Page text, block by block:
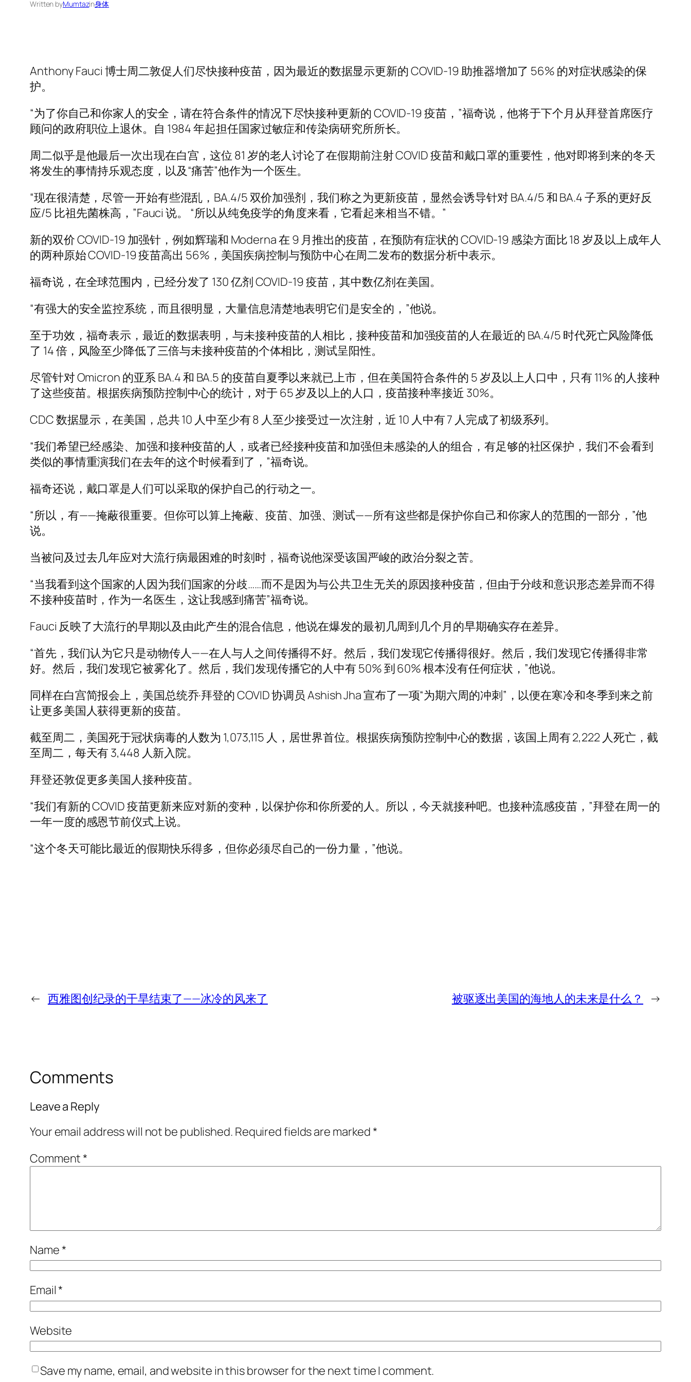
Written byMumtazin身体
Anthony Fauci 博士周二敦促人们尽快接种疫苗，因为最近的数据显示更新的 COVID-19 助推器增加了 56% 的对症状感染的保
护。
“为了你自己和你家人的安全，请在符合条件的情况下尽快接种更新的 COVID-19 疫苗，”福奇说，他将于下个月从拜登首席医疗
顾问的政府职位上退休。自 1984 年起担任国家过敏症和传染病研究所所长。
周二似乎是他最后一次出现在白宫，这位 81 岁的老人讨论了在假期前注射 COVID 疫苗和戴口罩的重要性，他对即将到来的冬天
将发生的事情持乐观态度，以及“痛苦”他作为一个医生。
“现在很清楚，尽管一开始有些混乱，BA.4/5 双价加强剂，我们称之为更新疫苗，显然会诱导针对 BA.4/5 和 BA.4 子系的更好反
应/5 比祖先菌株高，”Fauci 说。 “所以从纯免疫学的角度来看，它看起来相当不错。”
新的双价 COVID-19 加强针，例如辉瑞和 Moderna 在 9 月推出的疫苗，在预防有症状的 COVID-19 感染方面比 18 岁及以上成年人
的两种原始 COVID-19 疫苗高出 56%，美国疾病控制与预防中心在周二发布的数据分析中表示。
福奇说，在全球范围内，已经分发了 130 亿剂 COVID-19 疫苗，其中数亿剂在美国。
“有强大的安全监控系统，而且很明显，大量信息清楚地表明它们是安全的，”他说。
至于功效，福奇表示，最近的数据表明，与未接种疫苗的人相比，接种疫苗和加强疫苗的人在最近的 BA.4/5 时代死亡风险降低
了 14 倍，风险至少降低了三倍与未接种疫苗的个体相比，测试呈阳性。
尽管针对 Omicron 的亚系 BA.4 和 BA.5 的疫苗自夏季以来就已上市，但在美国符合条件的 5 岁及以上人口中，只有 11% 的人接种
了这些疫苗。根据疾病预防控制中心的统计，对于 65 岁及以上的人口，疫苗接种率接近 30%。
CDC 数据显示，在美国，总共 10 人中至少有 8 人至少接受过一次注射，近 10 人中有 7 人完成了初级系列。
“我们希望已经感染、加强和接种疫苗的人，或者已经接种疫苗和加强但未感染的人的组合，有足够的社区保护，我们不会看到
类似的事情重演我们在去年的这个时候看到了，”福奇说。
福奇还说，戴口罩是人们可以采取的保护自己的行动之一。
“所以，有——掩蔽很重要。但你可以算上掩蔽、疫苗、加强、测试——所有这些都是保护你自己和你家人的范围的一部分，”他
说。
当被问及过去几年应对大流行病最困难的时刻时，福奇说他深受该国严峻的政治分裂之苦。
“当我看到这个国家的人因为我们国家的分歧……而不是因为与公共卫生无关的原因接种疫苗，但由于分歧和意识形态差异而不得
不接种疫苗时，作为一名医生，这让我感到痛苦”福奇说。
Fauci 反映了大流行的早期以及由此产生的混合信息，他说在爆发的最初几周到几个月的早期确实存在差异。
“首先，我们认为它只是动物传人——在人与人之间传播得不好。然后，我们发现它传播得很好。然后，我们发现它传播得非常
好。然后，我们发现它被雾化了。然后，我们发现传播它的人中有 50% 到 60% 根本没有任何症状，”他说。
同样在白宫简报会上，美国总统乔·拜登的 COVID 协调员 Ashish Jha 宣布了一项“为期六周的冲刺”，以便在寒冷和冬季到来之前
让更多美国人获得更新的疫苗。
截至周二，美国死于冠状病毒的人数为 1,073,115 人，居世界首位。根据疾病预防控制中心的数据，该国上周有 2,222 人死亡，截
至周二，每天有 3,448 人新入院。
拜登还敦促更多美国人接种疫苗。
“我们有新的 COVID 疫苗更新来应对新的变种，以保护你和你所爱的人。所以，今天就接种吧。也接种流感疫苗，”拜登在周一的
一年一度的感恩节前仪式上说。
“这个冬天可能比最近的假期快乐得多，但你必须尽自己的一份力量，”他说。
← 西雅图创纪录的干旱结束了——冰冷的风来了 被驱逐出美国的海地人的未来是什么？ →
Comments
Leave a Reply
Your email address will not be published. Required fields are marked*
Comment*
Name*
Email*
Website
Save my name, email, and website in this browser for the next time I comment.